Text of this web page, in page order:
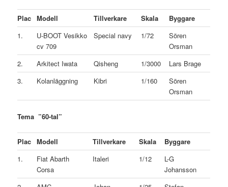
Plac Modell Tillverkare Skala
Byggare
1.
U-BOOT Vesikko
cv 709
Special navy 1/72
Sören
Orsman
2.
Arkitect Iwata Qisheng 1/3000
Lars Brage
3.
Kolanläggning Kibri 1/160
Sören
Orsman
Tema ”60-tal”
Plac Modell Tillverkare Skala
Byggare
1.
Fiat Abarth
Corsa
Italeri 1/12
L-G
Johansson